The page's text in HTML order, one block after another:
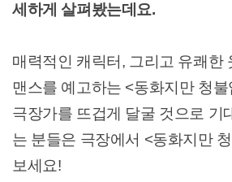
세하게 살펴봤는데요.
매력적인 캐릭터, 그리고 유쾌한
맨스를 예고하는 <동화지만 청
극장가를 뜨겁게 달굴 것으로 기
는 분들은 극장에서 <동화지만
보세요!